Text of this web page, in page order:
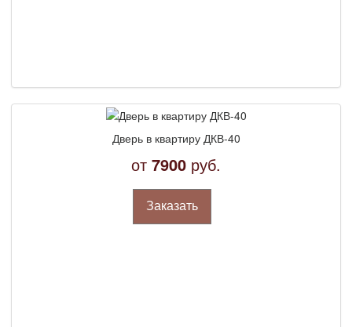
Дверь в квартиру ДКВ-40
от 7900 руб.
Заказать